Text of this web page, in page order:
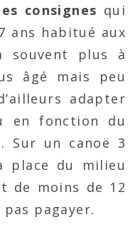
consignes qui
ans habitué aux
souvent plus à
âgé mais peu
adapter
en fonction du
Sur un canoë 3
place du milieu
de moins de 12
pagayer.